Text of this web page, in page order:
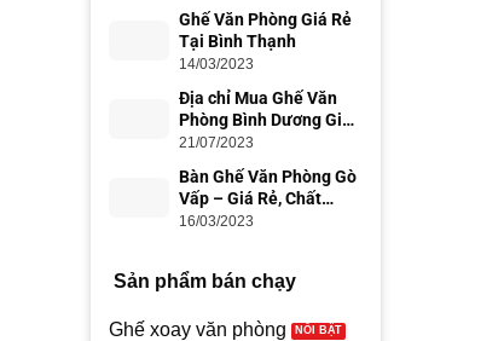
Ghế Văn Phòng Giá Rẻ
Tại Bình Thạnh
14/03/2023
Địa chỉ Mua Ghế Văn
Phòng Bình Dương Giá
Rẻ, Uy Tín
21/07/2023
Bàn Ghế Văn Phòng Gò
Vấp – Giá Rẻ, Chất
Lượng
16/03/2023
Sản phẩm bán chạy
Ghế xoay văn phòng